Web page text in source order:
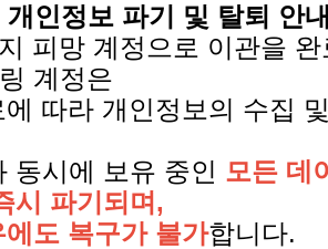
인정보 파기 및 탈퇴 안
피망 계정으로 이관을
계정은
따라 개인정보의 수집
동시에 보유 중인 모든 데
시 파기되며,
도 복구가 불가합니다.